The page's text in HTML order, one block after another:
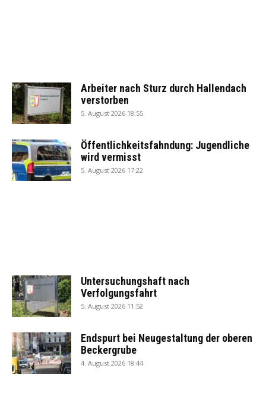
Arbeiter nach Sturz durch Hallendach
verstorben
5. August 2026 18:55
Öffentlichkeitsfahndung: Jugendliche
wird vermisst
5. August 2026 17:22
Untersuchungshaft nach
Verfolgungsfahrt
5. August 2026 11:52
Endspurt bei Neugestaltung der oberen
Beckergrube
4. August 2026 18:44